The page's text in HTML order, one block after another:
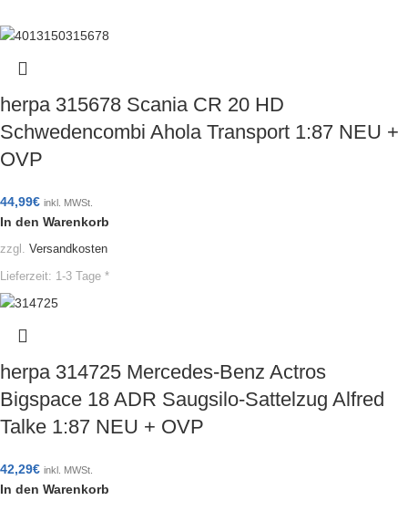
herpa 315678 Scania CR 20 HD
Schwedencombi Ahola Transport 1:87 NEU +
OVP
44,99€ inkl. MWSt.
In den Warenkorb
zzgl. Versandkosten
Lieferzeit: 1-3 Tage *
herpa 314725 Mercedes-Benz Actros
Bigspace 18 ADR Saugsilo-Sattelzug Alfred
Talke 1:87 NEU + OVP
42,29€ inkl. MWSt.
In den Warenkorb